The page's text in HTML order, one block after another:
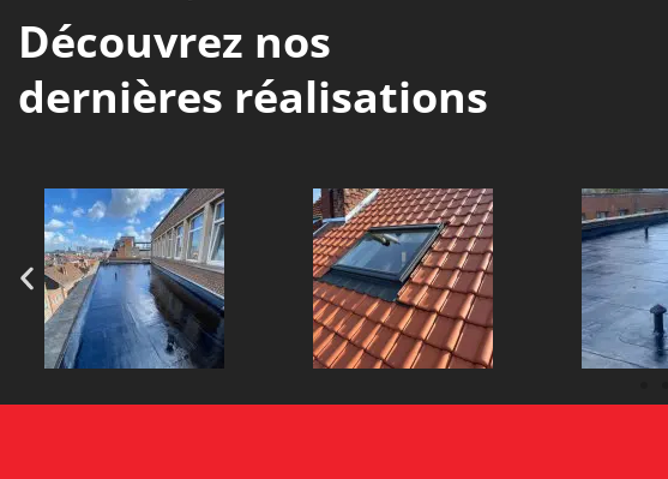
Découvrez nos
dernières réalisations